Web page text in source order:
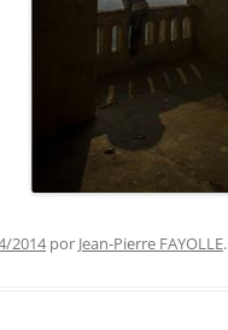
2014por Jean-Pierre FAYOLLE.